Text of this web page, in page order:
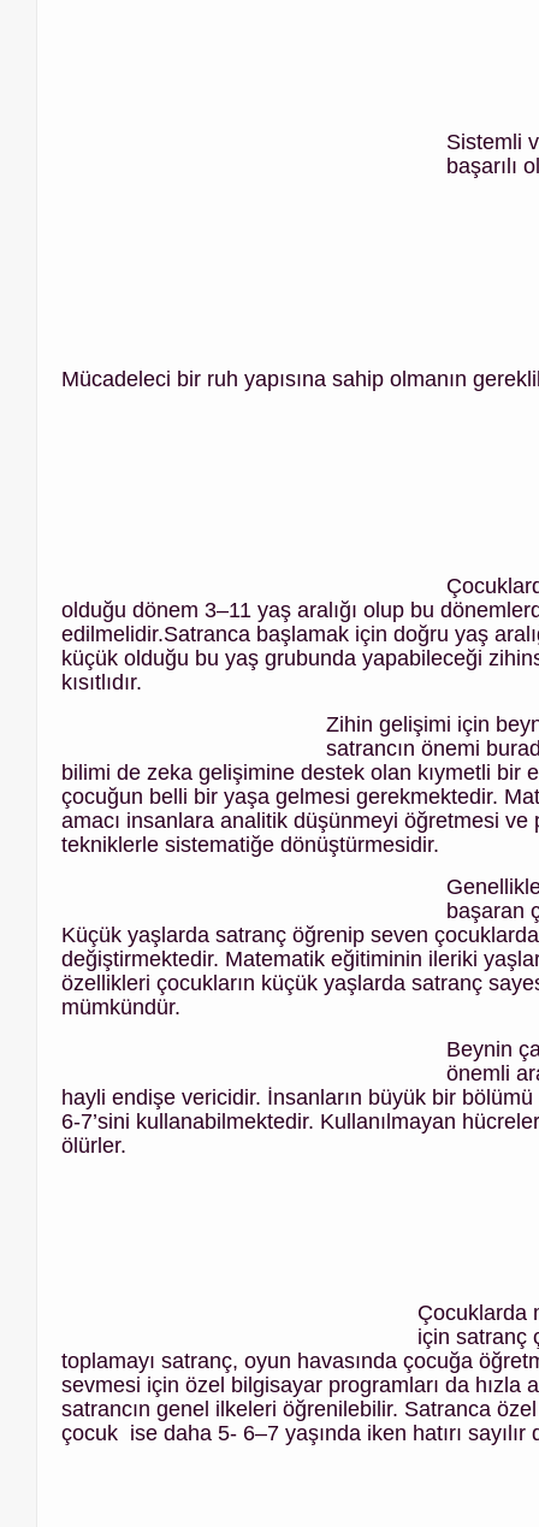
Sistemli
başarılı
Mücadeleci bir ruh yapısına sahip olmanın
olduğu dönem 3–11 yaş aralığı olup bu
edilmelidir.Satranca başlamak için doğru yaş
küçük olduğu bu yaş grubunda yapabileceği
kısıtlıdır.
Zihin gelişimi için
satrancın önemi
bilimi de zeka gelişimine destek olan kıymetli bir
çocuğun belli bir yaşa gelmesi gerekmektedir.
amacı insanlara analitik düşünmeyi öğretmesi
tekniklerle sistematiğe dönüştürmesidir.
başaran
Küçük yaşlarda satranç öğrenip seven
değiştirmektedir. Matematik eğitiminin ileriki
özellikleri çocukların küçük yaşlarda satranç
mümkündür.
Beynin
önemli
hayli endişe vericidir. İnsanların büyük bir
6-7’sini kullanabilmektedir. Kullanılmayan
ölürler.
Çocuklarda
için satranç
toplamayı satranç, oyun havasında çocuğa
sevmesi için özel bilgisayar programları da hızla
satrancın genel ilkeleri öğrenilebilir. Satranca
çocuk ise daha 5- 6–7 yaşında iken hatırı